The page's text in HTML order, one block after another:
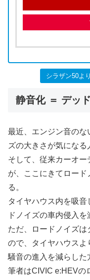
シラザン50よ
静音化 ＝ デッ
最近、エンジン音のな
ズの大きさが気になる
そして、従来カーオ
が、ここにきてロー
る。
タイヤハウス内を吸
ドノイズの車内侵入を
ただ、ロードノイズ
ので、タイヤハウス
騒音の進入を減らした
筆者はCIVIC e:HEVの